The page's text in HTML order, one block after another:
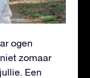
ogen
zomaar
Een